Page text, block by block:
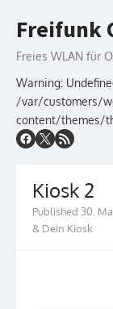
to
Freifunk
Freies WLAN für
Warning:
/var/customers/
content/themes/
Kiosk 2
Published 30.
& Dein Kiosk